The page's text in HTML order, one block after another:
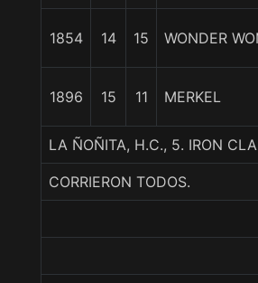
1854 14 15 WONDER
1896 15 11 MERKEL
LA ÑOÑITA, H.C., 5. IRON
CORRIERON TODOS.